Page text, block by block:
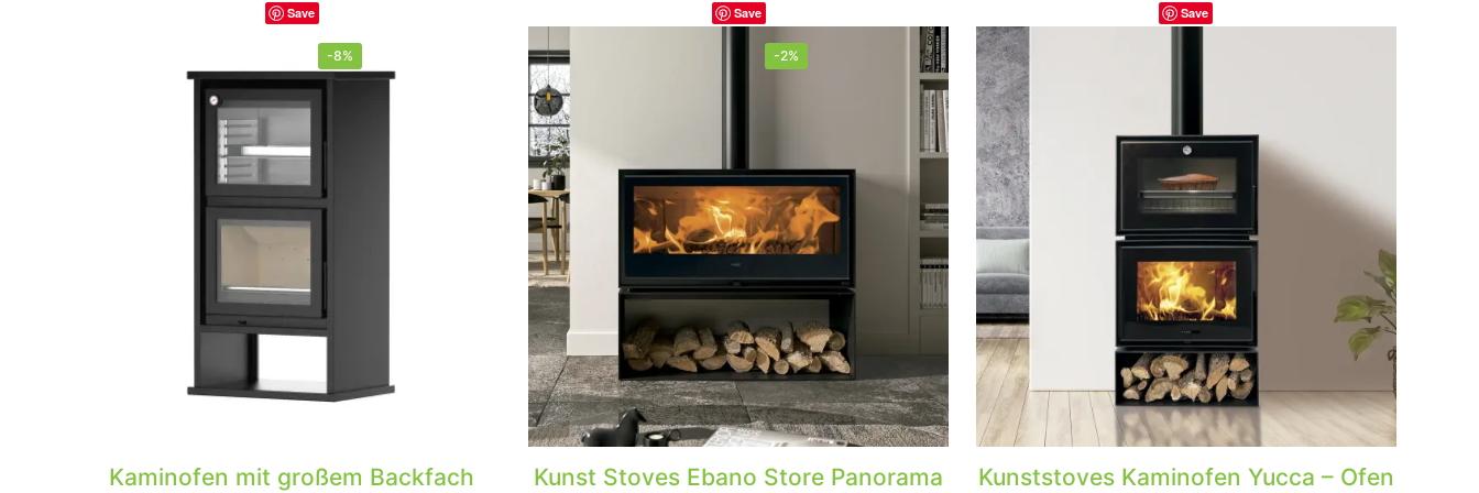
Save
-8%
Kaminofen mit großem Backfach
Save
-2%
Kunst Stoves Ebano Store Panorama
Save
Kunststoves Kaminofen Yucca – Ofen